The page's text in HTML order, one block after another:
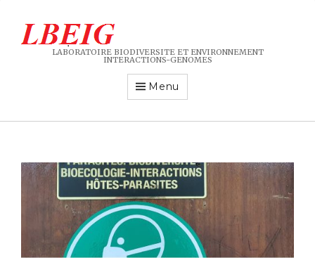
LABORATOIRE BIODIVERSITE ET ENVIRONNEMENT
INTERACTIONS-GENOMES
Menu